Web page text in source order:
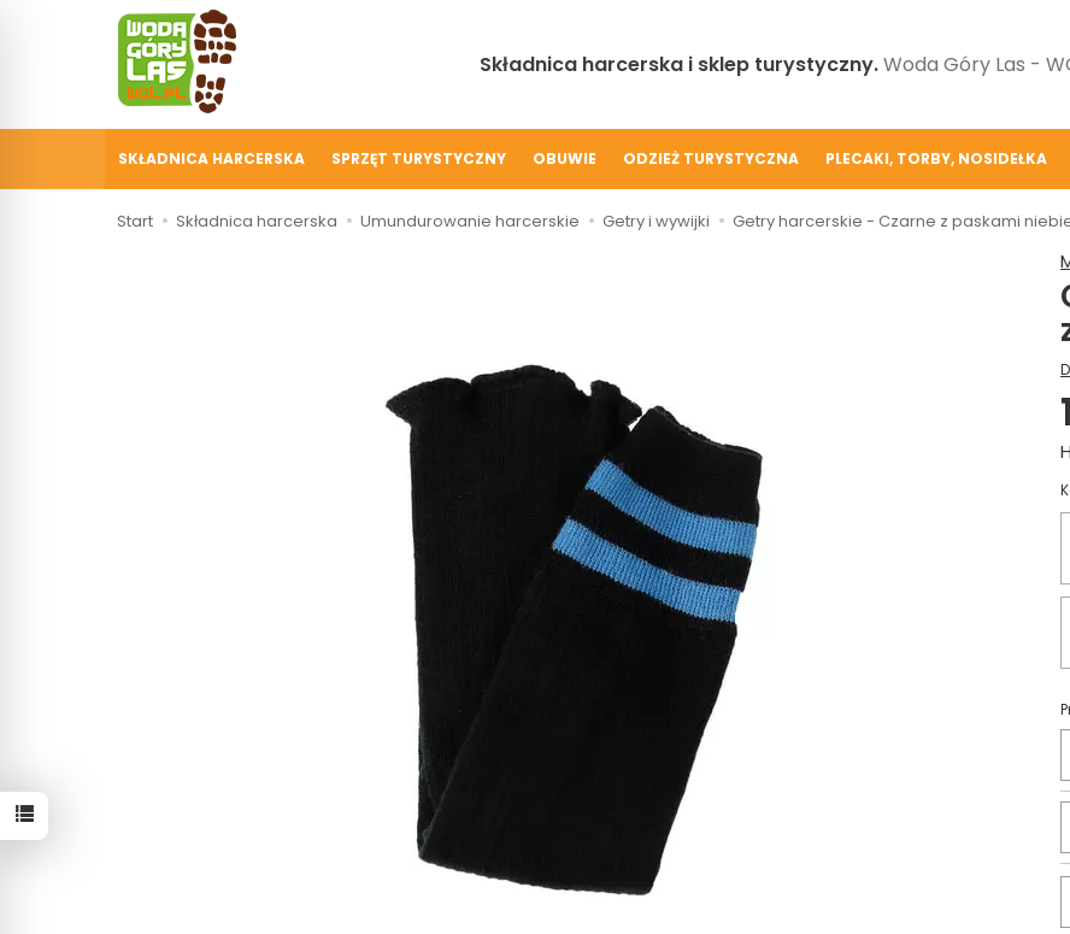
Składnica harcerska i sklep turystyczny.Woda Góry Las -
SKŁADNICA HARCERSKA SPRZĘT TURYSTYCZNY OBUWIE ODZIEŻ TURYSTYCZNA PLECAKI, TORBY, NOSIDEŁKA
Start Składnica harcerska Umundurowanie harcerskie Getry i wywijki Getry harcerskie - Czarne z paskami